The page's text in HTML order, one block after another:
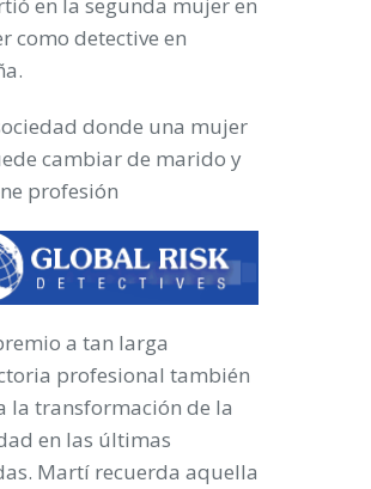
como detective en
donde una mujer
cambiar de marido y
profesión
a tan larga
profesional también
la transformación de la
en las últimas
Martí recuerda aquella